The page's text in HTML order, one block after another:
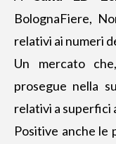
BolognaFiere,
relativi ai numeri
Un mercato
prosegue nella
relativi a superfici
Positive anche le